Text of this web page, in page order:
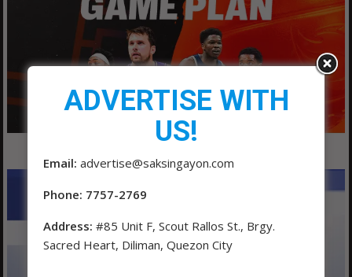
ADVERTISE WITH
US!
Email: advertise@saksingayon.com
Phone: 7757-2769
Address: #85 Unit F, Scout Rallos St., Brgy.
Sacred Heart, Diliman, Quezon City